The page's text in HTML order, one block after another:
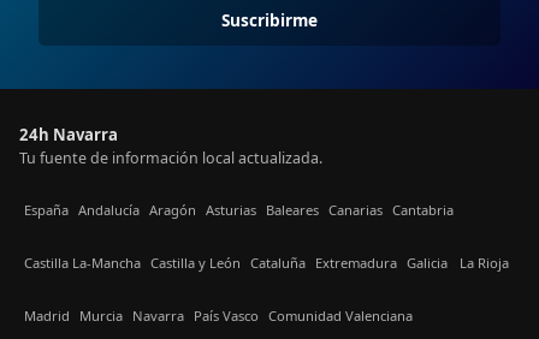
Suscribirme
24h Navarra
Tu fuente de información local actualizada.
España Andalucía Aragón Asturias Baleares Canarias Cantabria
Castilla La-Mancha Castilla y León Cataluña Extremadura Galicia La Rioja
Madrid Murcia Navarra País Vasco Comunidad Valenciana